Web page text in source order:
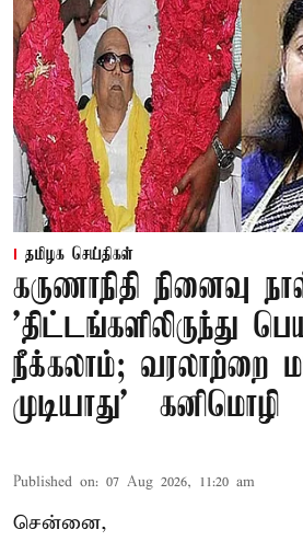
தமிழக செய்திகள்
கருணாநிதி நினைவு
'திட்டங்களிலிருந்து
நீக்கலாம்; வரலாற்றை
முடியாது' – கனிமொழி
Published on: 07 Aug 2026, 11:20 am
சென்னை,